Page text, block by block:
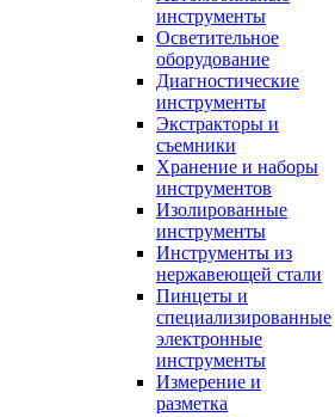
инструменты
Осветительное
оборудование
Диагностические
инструменты
Экстракторы и
съемники
Хранение и наборы
инструментов
Изолированные
инструменты
Инструменты из
нержавеющей стали
Пинцеты и
специализированные
электронные
инструменты
Измерение и
разметка